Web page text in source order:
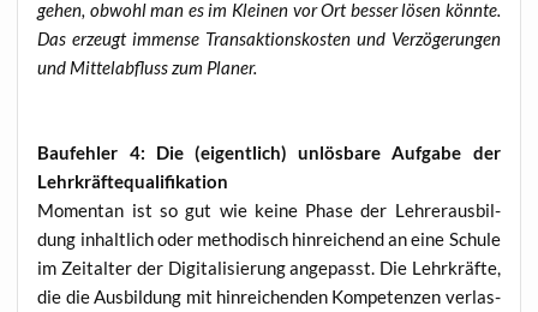
gehen, obwohl man es im Klei­nen vor Ort bes­ser lösen könn­te.
Das erzeugt immense Trans­ak­ti­ons­kos­ten und Ver­zö­ge­run­gen
und Mit­tel­ab­fluss zum Planer.
Bau­feh­ler 4: Die (eigent­lich) unlös­ba­re Auf­ga­be der
Lehrkräftequalifikation
Momen­tan ist so gut wie kei­ne Pha­se der Leh­rer­aus­bil­
dung inhalt­lich oder metho­disch hin­rei­chend an eine Schu­le
im Zeit­al­ter der Digi­ta­li­sie­rung ange­passt. Die Lehr­kräf­te,
die die Aus­bil­dung mit hin­rei­chen­den Kom­pe­ten­zen ver­las­